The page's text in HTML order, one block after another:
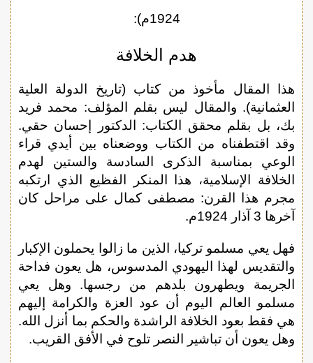
1924م):
هدم الخلافة
هذا المقال مأخوذ من كتاب (تاريخ الدولة العلية
العثمانية). والمقال ليس بقلم المؤلف: محمد فريد
بك، بل بقلم محقق الكتاب: الدكتور إحسان حقي.
وقد اقتطفناه من الكتاب ووضعناه بين أيدي قراء
الوعي بمناسبة الذكرى السادسة والستين لهدم
الخلافة الإسلامية، هذا المنكر الفظيع الذي ارتكبه
مجرم هذا القرن: مصطفى كمال على مراحل كان
آخرها 3 آذار 1924م.
فهل يعي مسلمو تركيا، الذين ما زالوا يحملون الإكبار
والتقديس لهذا اليهودي المدسوس، هل يعون فداحة
الجريمة ويطهرون بلدهم من رجسها. وهل يعي
مسلمو العالم اليوم أن عود العزة والكرامة إليهم
هي فقط بعود الخلافة الراشدة والحكم بما أنزل الله.
وهل يعون أن تباشير النصر تلوح في الأفق القريب.